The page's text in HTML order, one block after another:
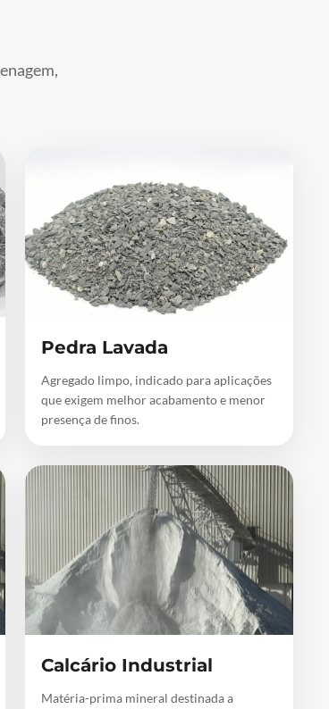
Pedra Lavada
Agregado limpo, indicado para aplicações
que exigem melhor acabamento e menor
presença de finos.
Calcário Industrial
Matéria-prima mineral destinada a